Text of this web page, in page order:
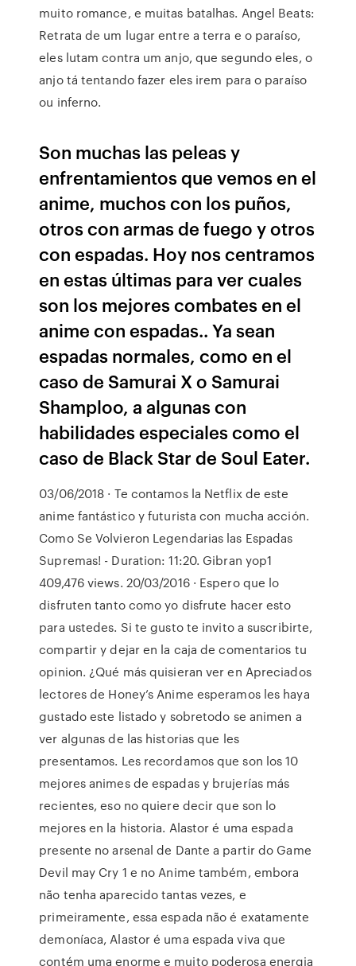
muito romance, e muitas batalhas. Angel Beats:
Retrata de um lugar entre a terra e o paraíso,
eles lutam contra um anjo, que segundo eles, o
anjo tá tentando fazer eles irem para o paraíso
ou inferno.
Son muchas las peleas y
enfrentamientos que vemos en el
anime, muchos con los puños,
otros con armas de fuego y otros
con espadas. Hoy nos centramos
en estas últimas para ver cuales
son los mejores combates en el
anime con espadas.. Ya sean
espadas normales, como en el
caso de Samurai X o Samurai
Shamploo, a algunas con
habilidades especiales como el
caso de Black Star de Soul Eater.
03/06/2018 · Te contamos la Netflix de este
anime fantástico y futurista con mucha acción.
Como Se Volvieron Legendarias las Espadas
Supremas! - Duration: 11:20. Gibran yop1
409,476 views. 20/03/2016 · Espero que lo
disfruten tanto como yo disfrute hacer esto
para ustedes. Si te gusto te invito a suscribirte,
compartir y dejar en la caja de comentarios tu
opinion. ¿Qué más quisieran ver en Apreciados
lectores de Honey’s Anime esperamos les haya
gustado este listado y sobretodo se animen a
ver algunas de las historias que les
presentamos. Les recordamos que son los 10
mejores animes de espadas y brujerías más
recientes, eso no quiere decir que son lo
mejores en la historia. Alastor é uma espada
presente no arsenal de Dante a partir do Game
Devil may Cry 1 e no Anime também, embora
não tenha aparecido tantas vezes, e
primeiramente, essa espada não é exatamente
demoníaca, Alastor é uma espada viva que
contém uma enorme e muito poderosa energia